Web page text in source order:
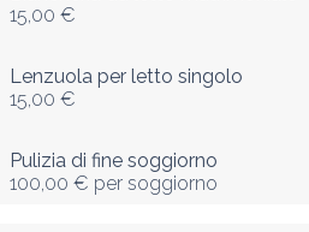
15,00 €
Lenzuola per letto singolo
15,00 €
Pulizia di fine soggiorno
100,00 € per soggiorno